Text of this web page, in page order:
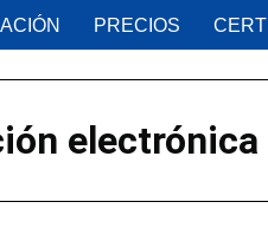
PRECIOS
electrónica